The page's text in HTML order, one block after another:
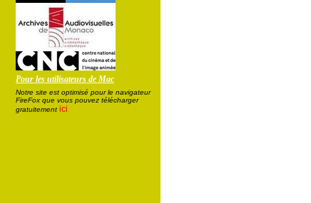
Pour les utilisateurs de Mac
Notre site est optimisé pour le navigateur
FireFox que vous pouvez télécharger
gratuitement ici